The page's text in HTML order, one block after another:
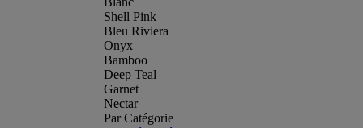
Shell Pink
Bleu Riviera
Onyx
Bamboo
Deep Teal
Garnet
Nectar
Par Catégorie